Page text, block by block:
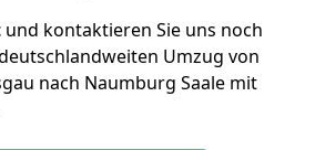
und kontaktieren Sie uns noch
Umzug von
nach Naumburg Saale mit